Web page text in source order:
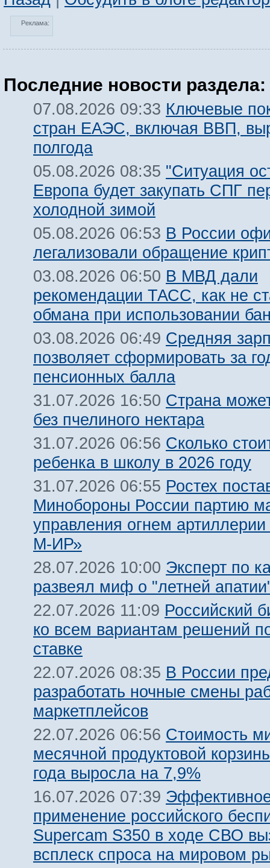
Реклама:
Последние новости раздела:
07.08.2026 09:33 Ключевые
стран ЕАЭС, включая ВВП,
полгода
05.08.2026 08:35 "Ситуация
Европа будет закупать СПГ
холодной зимой
05.08.2026 06:53 В России
легализовали обращение
03.08.2026 06:50 В МВД дали
рекомендации ТАСС, как не
обмана при использовании
03.08.2026 06:49 Средняя
позволяет сформировать за
пенсионных балла
31.07.2026 16:50 Страна
без пчелиного нектара
31.07.2026 06:56 Сколько
ребенка в школу в 2026 году
31.07.2026 06:55 Ростех
Минобороны России партию
управления огнем
М-ИР»
28.07.2026 10:00 Эксперт по
развеял миф о "летней
22.07.2026 11:09 Российский
ко всем вариантам решений
ставке
22.07.2026 08:35 В России
разработать ночные смены
маркетплейсов
22.07.2026 06:56 Стоимость
месячной продуктовой
года выросла на 7,9%
16.07.2026 07:39
применение российского
Supercam S350 в ходе СВО
всплеск спроса на мировом